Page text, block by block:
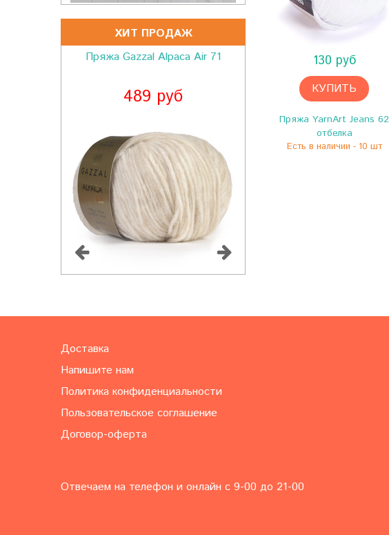
ХИТ ПРОДАЖ
Пряжа Gazzal Alpaca Air 71
489 руб
130 руб
КУПИТЬ
Пряжа YarnArt Jeans 62
отбелка
Есть в наличии - 10 шт
Доставка
Напишите нам
Политика конфиденциальности
Пользовательское соглашение
Договор-оферта
Отвечаем на телефон и онлайн с 9-00 до 21-00